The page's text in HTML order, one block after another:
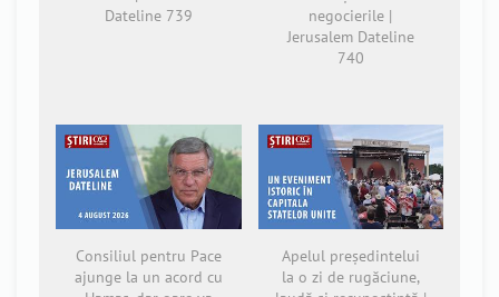
Dateline 739
negocierile |
Jerusalem Dateline
740
Consiliul pentru Pace
ajunge la un acord cu
Apelul președintelui
la o zi de rugăciune,